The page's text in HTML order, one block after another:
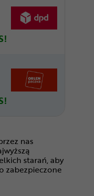
nas
starań, aby
zabezpieczone